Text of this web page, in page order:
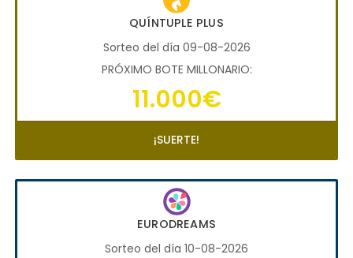
QUÍNTUPLE PLUS
Sorteo del día 09-08-2026
PRÓXIMO BOTE MILLONARIO:
11.000€
¡SUERTE!
EURODREAMS
Sorteo del día 10-08-2026